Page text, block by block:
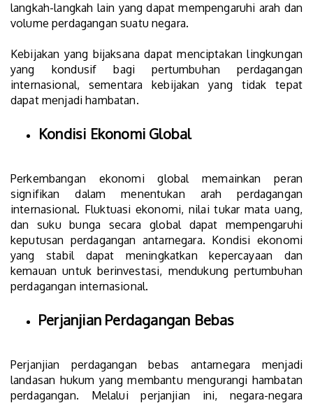
langkah-langkah lain yang dapat mempengaruhi arah dan
volume perdagangan suatu negara.
Kebijakan yang bijaksana dapat menciptakan lingkungan
yang kondusif bagi pertumbuhan perdagangan
internasional, sementara kebijakan yang tidak tepat
dapat menjadi hambatan.
Kondisi Ekonomi Global
Perkembangan ekonomi global memainkan peran
signifikan dalam menentukan arah perdagangan
internasional. Fluktuasi ekonomi, nilai tukar mata uang,
dan suku bunga secara global dapat mempengaruhi
keputusan perdagangan antarnegara. Kondisi ekonomi
yang stabil dapat meningkatkan kepercayaan dan
kemauan untuk berinvestasi, mendukung pertumbuhan
perdagangan internasional.
Perjanjian Perdagangan Bebas
Perjanjian perdagangan bebas antarnegara menjadi
landasan hukum yang membantu mengurangi hambatan
perdagangan. Melalui perjanjian ini, negara-negara